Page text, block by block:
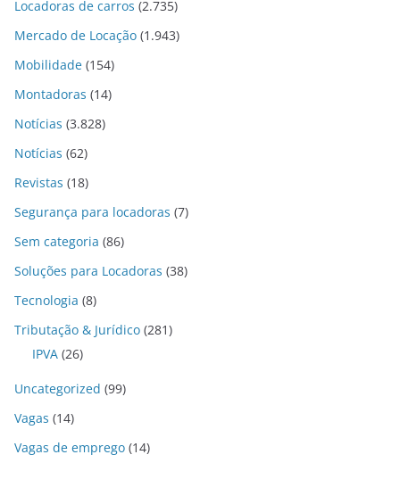
Locadoras de carros (2.735)
Mercado de Locação (1.943)
Mobilidade (154)
Montadoras (14)
Notícias (3.828)
Notícias (62)
Revistas (18)
Segurança para locadoras (7)
Sem categoria (86)
Soluções para Locadoras (38)
Tecnologia (8)
Tributação & Jurídico (281)
IPVA (26)
Uncategorized (99)
Vagas (14)
Vagas de emprego (14)